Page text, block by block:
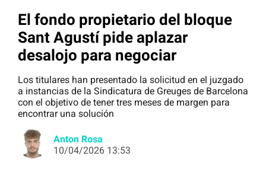
El fondo propietario del bloque
Sant Agustí pide aplazar
desalojo para negociar
Los titulares han presentado la solicitud en el juzgado
a instancias de la Sindicatura de Greuges de Barcelona
con el objetivo de tener tres meses de margen para
encontrar una solución
Anton Rosa
10/04/2026 13:53